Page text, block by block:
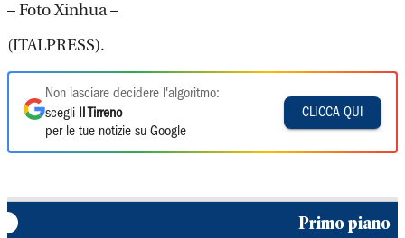
– Foto Xinhua –
(ITALPRESS).
Non lasciare decidere l'algoritmo:
scegli
Il Tirreno
per le tue notizie su Google
CLICCA QUI
Primo piano